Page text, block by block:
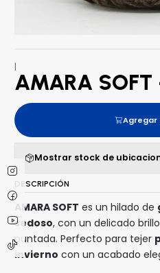
AMARA
Agregar
Mostrar stock de
DESCRIPCIÓN
AMARA SOFT es un hilado de
sedoso, con un delicado
puntada. Perfecto para tejer
invierno con un acabado